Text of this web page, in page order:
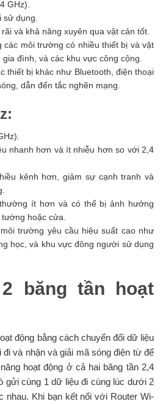
GHz).
sử dụng.
và khả năng xuyên qua vật cản tốt.
môi trường có nhiều thiết bị và vật
đình, và các khu vực công cộng.
thiết bị khác như Bluetooth, điện thoại
dẫn đến tắc nghẽn mạng.
nhanh hơn và ít nhiễu hơn so với 2,4
kênh hơn, giảm sự cạnh tranh và
ít hơn và có thể bị ảnh hưởng
hoặc cửa.
trường yêu cầu hiệu suất cao như
học, và khu vực đông người sử dụng
băng tần hoạt
động bằng cách chuyển đổi dữ liệu
và nhận và giải mã sóng điện từ để
hoạt động ở cả hai băng tần 2,4
gửi cùng 1 dữ liệu đi cùng lúc dưới 2
nhau. Khi bạn kết nối với Router Wi-